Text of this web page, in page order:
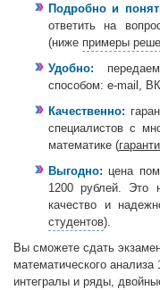
Подробно и
ответить на
(ниже примеры
Удобно:
способом: e-mail,
Качественно:
специалистов с
математике (
Выгодно: цена
1200 рублей.
качество и
студентов).
Вы сможете сдать
математического
интегралы и ряды,